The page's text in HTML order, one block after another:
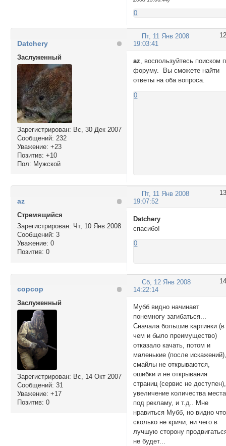
0
12
Пт, 11 Янв 2008
19:03:41
Datchery
Заслуженный
Зарегистрирован: Вс, 30 Дек 2007
Сообщений: 232
Уважение: +23
Позитив: +10
Пол: Мужской
az, воспользуйтесь поиском
форуму. Вы сможете найти
ответы на оба вопроса.
0
13
Пт, 11 Янв 2008
19:07:52
az
Стремящийся
Зарегистрирован: Чт, 10 Янв 2008
Сообщений: 3
Уважение: 0
Позитив: 0
Datchery
спасибо!
0
14
Сб, 12 Янв 2008
14:22:14
copcop
Заслуженный
Зарегистрирован: Вс, 14 Окт 2007
Сообщений: 31
Уважение: +17
Позитив: 0
Мубб видно начинает
понемногу загибаться...
Сначала большие картинки (в
чем и было преимущество)
отказало качать, потом и
маленькие (после
смайлы не открываются,
ошибки и не открывания
страниц (сервис не доступен),
увеличение количества места
под рекламу, и т.д.. Мне
нравиться Мубб, но видно что
сколько не кричи, ни чего в
лучшую сторону
не будет...